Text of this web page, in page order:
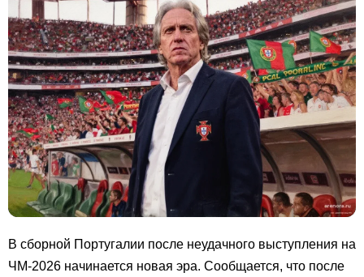
В сборной Португалии после неудачного выступления на
ЧМ-2026 начинается новая эра. Сообщается, что после